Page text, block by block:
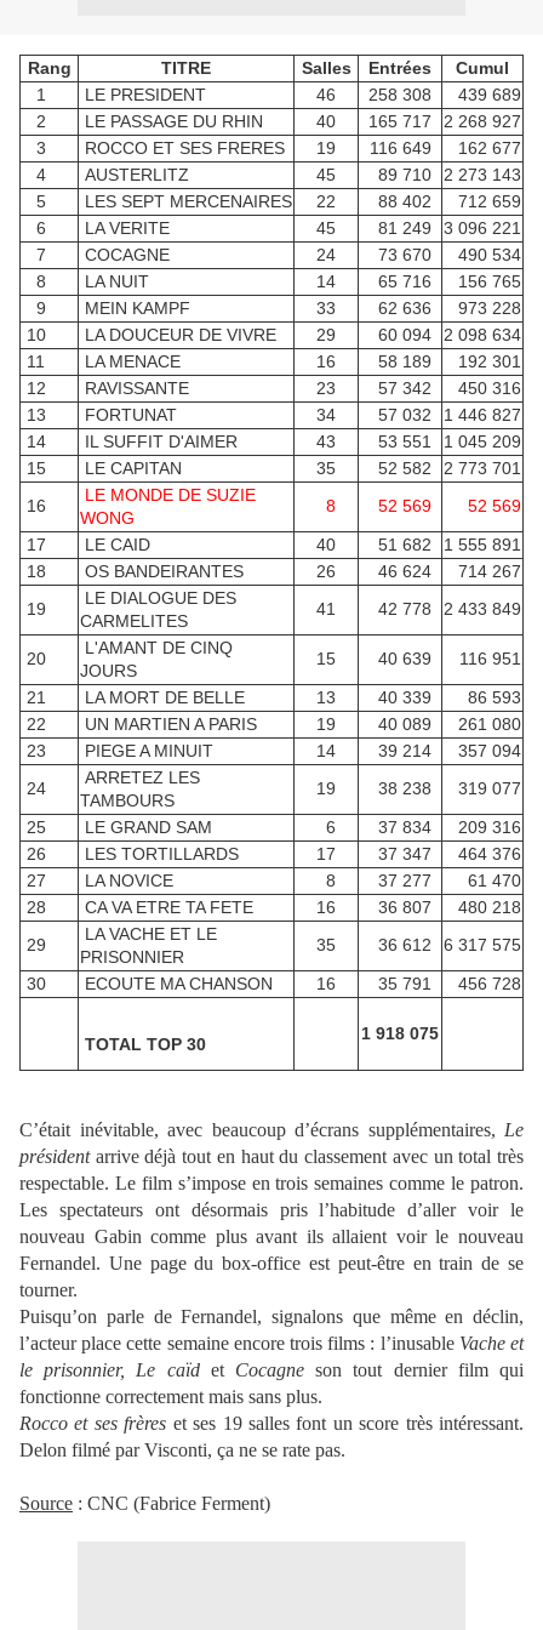
Rang TITRE Salles Entrées
Cumul
1
LE PRESIDENT 46 258 308
439 689
2
LE PASSAGE DU RHIN 40 165 717
2 268 927
3
ROCCO ET SES FRERES 19 116 649
162 677
4
AUSTERLITZ 45 89 710
2 273 143
5
LES SEPT MERCENAIRES 22 88 402
712 659
6
LA VERITE 45 81 249
3 096 221
7
COCAGNE 24 73 670
490 534
8
LA NUIT 14 65 716
156 765
9
MEIN KAMPF 33 62 636
973 228
10
LA DOUCEUR DE VIVRE 29 60 094
2 098 634
11
LA MENACE 16 58 189
192 301
12
RAVISSANTE 23 57 342
450 316
13
FORTUNAT 34 57 032
1 446 827
14
IL SUFFIT D'AIMER 43 53 551
1 045 209
15
LE CAPITAN 35 52 582
2 773 701
16
LE MONDE DE SUZIE
WONG
8 52 569
52 569
17
LE CAID 40 51 682
1 555 891
18
OS BANDEIRANTES 26 46 624
714 267
19
LE DIALOGUE DES
CARMELITES
41 42 778 2 433 849
20
L'AMANT DE CINQ
JOURS
15 40 639
116 951
21
LA MORT DE BELLE 13 40 339
86 593
22
UN MARTIEN A PARIS 19 40 089
261 080
23
PIEGE A MINUIT 14 39 214
357 094
24
ARRETEZ LES
TAMBOURS
19 38 238
319 077
25
LE GRAND SAM 6 37 834
209 316
26
LES TORTILLARDS 17 37 347
464 376
27
LA NOVICE 8 37 277
61 470
28
CA VA ETRE TA FETE 16 36 807
480 218
29
LA VACHE ET LE
PRISONNIER
35 36 612
6 317 575
30
ECOUTE MA CHANSON 16 35 791 456 728
TOTAL TOP 30
1 918 075
C’était inévitable, avec beaucoup d’écrans supplémentaires, Le
présidentarrive déjà tout en haut du classement avec un total très
respectable. Le film s’impose en trois semaines comme le patron.
Les spectateurs ont désormais pris l’habitude d’aller voir le
nouveau Gabin comme plus avant ils allaient voir le nouveau
Fernandel. Une page du box-office est peut-être en train de se
tourner.
Puisqu’on parle de Fernandel, signalons que même en déclin,
l’acteur place cette semaine encore trois films : l’inusable Vache et
le prisonnier,
Le caïdet Cocagne son tout dernier film qui
fonctionne correctement mais sans plus.
Rocco et ses frères et ses 19 salles font un score très intéressant.
Delon filmé par Visconti, ça ne se rate pas.
Source : CNC (Fabrice Ferment)